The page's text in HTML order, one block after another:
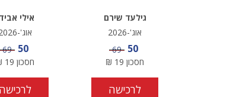
גילעד שירם
אוג'-2026
מחיר מבצע
50 מחיר
69
חסכון 19
₪
לרכישה
אילי
אוג'-2026
מחיר
50 מחיר
69
חסכון 19
לרכישה